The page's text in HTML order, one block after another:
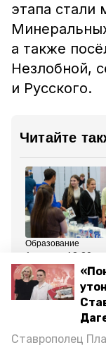
Ставрополец
этапа стали
а также
Незлобной,
и Русского.
Читайте
Образование
1 июля , 13:20
Глава
Выпускники
подать заявки
целевое
Все новости